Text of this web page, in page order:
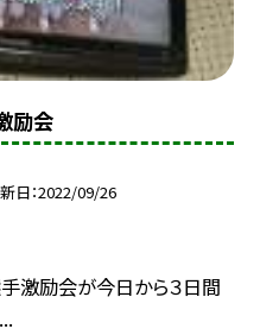
励会
日 2022/09/26
激励会が今日から３日間